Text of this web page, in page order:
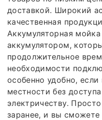
доставкой. Широкий
качественная
Аккумуляторная
аккумулятором,
продолжительное
необходимости
особенно удобно,
местности без
электричеству.
заранее, и вы сможете